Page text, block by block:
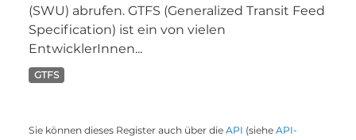
(SWU) abrufen. GTFS (Generalized Transit Feed
Specification) ist ein von vielen
EntwicklerInnen...
GTFS
Sie können dieses Register auch über die API (siehe API-